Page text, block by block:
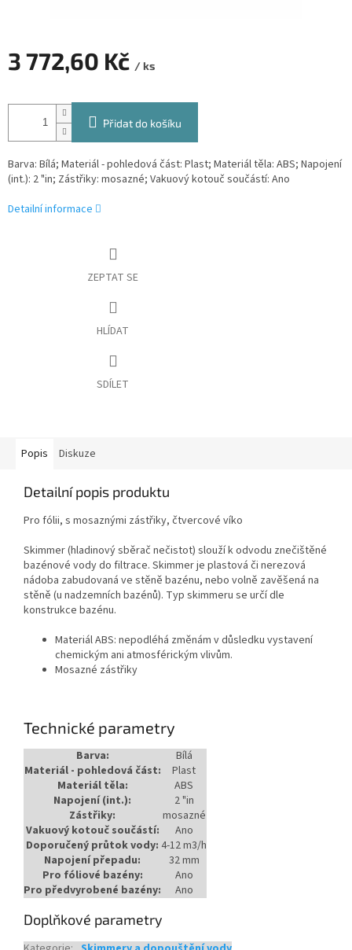
3 772,60 Kč / ks
cena:
Přidat do košíku
Barva: Bílá; Materiál - pohledová část: Plast; Materiál těla: ABS; Napojení
(int.): 2 "in; Zástřiky: mosazné; Vakuový kotouč součástí: Ano
Detailní informace
ZEPTAT SE
HLÍDAT
SDÍLET
Popis Diskuze
Detailní popis produktu
Pro fólii, s mosaznými zástřiky, čtvercové víko
Skimmer (hladinový sběrač nečistot) slouží k odvodu znečištěné
bazénové vody do filtrace. Skimmer je plastová či nerezová
nádoba zabudovaná ve stěně bazénu, nebo volně zavěšená na
stěně (u nadzemních bazénů). Typ skimmeru se určí dle
konstrukce bazénu.
Materiál ABS: nepodléhá změnám v důsledku vystavení
chemickým ani atmosférickým vlivům.
Mosazné zástřiky
Technické parametry
Barva:
Bílá
Materiál - pohledová část:
Plast
Materiál těla:
ABS
Napojení (int.):
2 "in
Zástřiky:
mosazné
Vakuový kotouč součástí:
Ano
Doporučený průtok vody: 4-12 m3/h
Napojení přepadu:
32 mm
Pro fóliové bazény:
Ano
Pro předvyrobené bazény:
Ano
Doplňkové parametry